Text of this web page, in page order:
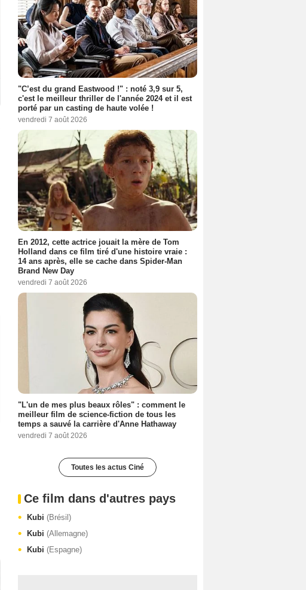
"C’est du grand Eastwood !" : noté 3,9 sur 5,
c'est le meilleur thriller de l'année 2024 et il est
porté par un casting de haute volée !
vendredi 7 août 2026
En 2012, cette actrice jouait la mère de Tom
Holland dans ce film tiré d'une histoire vraie :
14 ans après, elle se cache dans Spider-Man
Brand New Day
vendredi 7 août 2026
"L'un de mes plus beaux rôles" : comment le
meilleur film de science-fiction de tous les
temps a sauvé la carrière d'Anne Hathaway
vendredi 7 août 2026
Toutes les actus Ciné
Ce film dans d'autres pays
Kubi (Brésil)
Kubi (Allemagne)
Kubi (Espagne)